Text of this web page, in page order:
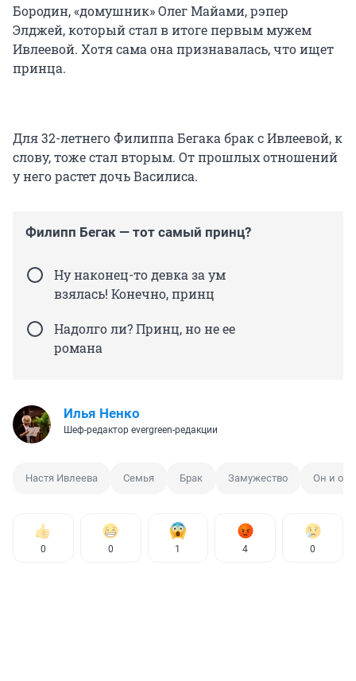
Бородин, «домушник» Олег Майами, рэпер
Элджей, который стал в итоге первым мужем
Ивлеевой. Хотя сама она признавалась, что ищет
принца.
Для 32-летнего Филиппа Бегака брак с Ивлеевой, к
слову, тоже стал вторым. От прошлых отношений
у него растет дочь Василиса.
Филипп Бегак — тот самый принц?
Ну наконец-то девка за ум
взялась! Конечно, принц
Надолго ли? Принц, но не ее
романа
Илья Ненко
Шеф-редактор evergreen-редакции
Настя Ивлеева Семья Брак Замужество Он и она
0 0 1 4 0